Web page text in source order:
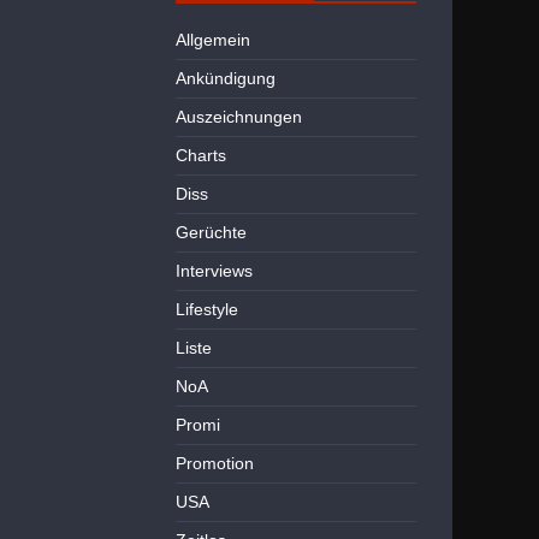
Allgemein
Ankündigung
Auszeichnungen
Charts
Diss
Gerüchte
Interviews
Lifestyle
Liste
NoA
Promi
Promotion
USA